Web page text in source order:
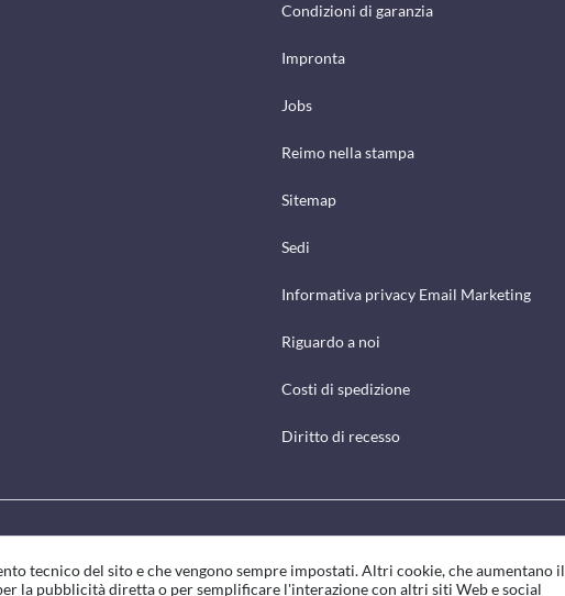
Condizioni di garanzia
Impronta
Jobs
Reimo nella stampa
Sitemap
Sedi
Informativa privacy Email Marketing
Riguardo a noi
Costi di spedizione
Diritto di recesso
tecnico del sito e che vengono sempre impostati. Altri cookie, che aumentano il
la pubblicità diretta o per semplificare l'interazione con altri siti Web e social